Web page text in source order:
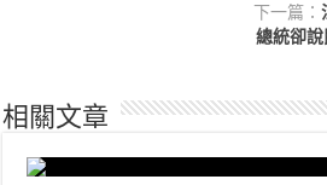
下一篇：
總統卻
相關文章